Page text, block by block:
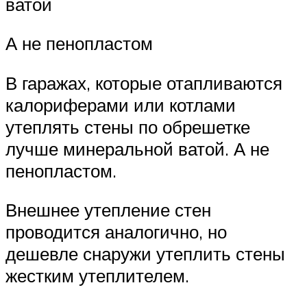
А не пенопластом
В гаражах, которые отапливаются
калориферами или котлами
утеплять стены по обрешетке
лучше минеральной ватой. А не
пенопластом.
Внешнее утепление стен
проводится аналогично, но
дешевле снаружи утеплить стены
жестким утеплителем.